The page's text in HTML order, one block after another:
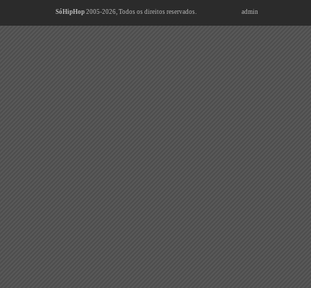
SóHipHop 2005-2026, Todos os direitos reservados. admin